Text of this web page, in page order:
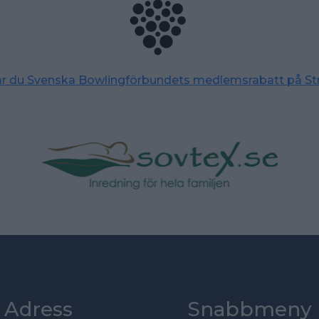
du Svenska Bowlingförbundets medlemsrabatt på
Adress Snabbmeny